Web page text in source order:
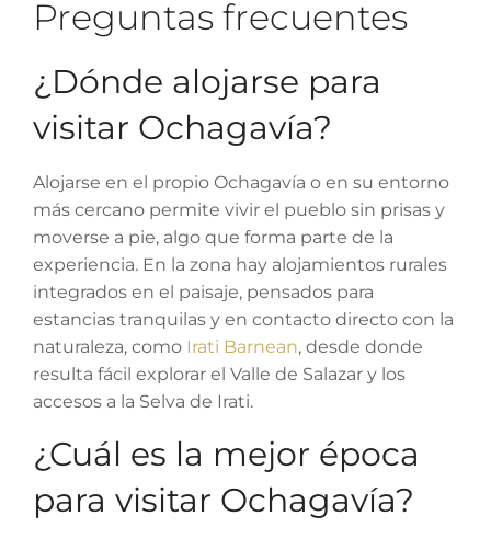
Preguntas frecuentes
¿Dónde alojarse para
visitar Ochagavía?
Alojarse en el propio Ochagavía o en su entorno
más cercano permite vivir el pueblo sin prisas y
moverse a pie, algo que forma parte de la
experiencia. En la zona hay alojamientos rurales
integrados en el paisaje, pensados para
estancias tranquilas y en contacto directo con la
naturaleza, como Irati Barnean, desde donde
resulta fácil explorar el Valle de Salazar y los
accesos a la Selva de Irati.
¿Cuál es la mejor época
para visitar Ochagavía?